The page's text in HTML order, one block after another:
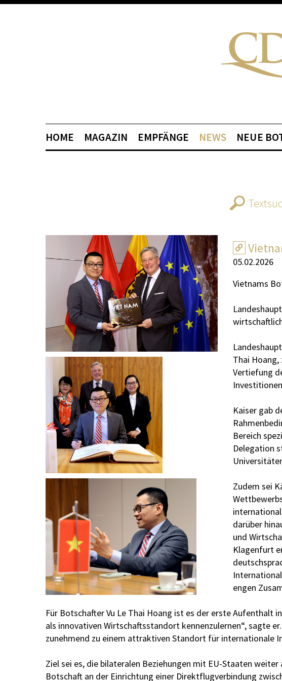
HOME MAGAZIN EMPFÄNGE NEWS NEUE
05.02.2026
Vietnams
Thai
Vertiefung
Kaiser gab
Bereich
Delegation
Zudem sei
darüber
und
Klagenfurt
engen
Für Botschafter Vu Le Thai Hoang ist es der erste Aufenthalt
als innovativen Wirtschaftsstandort kennenzulernen“, sagte
zunehmend zu einem attraktiven Standort für internationale
Ziel sei es, die bilateralen Beziehungen mit EU-Staaten
Botschaft an der Einrichtung einer Direktflugverbindung